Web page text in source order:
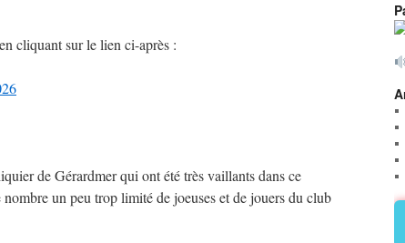
cliquant sur le lien ci-après :
de Gérardmer qui ont été très vaillants dans ce
un peu trop limité de joeuses et de jouers du club